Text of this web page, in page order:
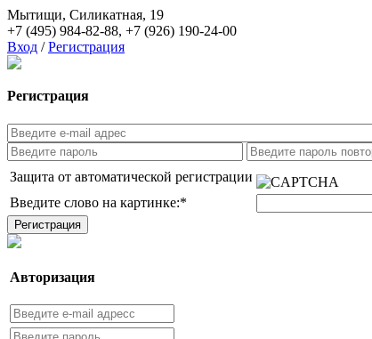
Мытищи, Силикатная, 19
+7 (495) 984-82-88, +7 (926) 190-24-00
Вход / Регистрация
Регистрация
Защита от автоматической регистрации
Введите слово на картинке:*
Авторизация